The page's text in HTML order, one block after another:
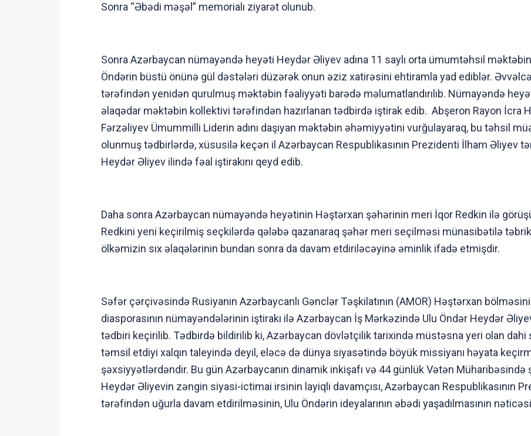
Sonra “Əbədi məşəl” memorialı ziyarət olunub.
Sonra Azərbaycan nümayəndə heyəti Heydər Əliyev adına 11 saylı orta ümumtəhsil
Öndərin büstü önünə gül dəstələri düzərək onun əziz xatirəsini ehtiramla yad ediblər.
tərəfindən yenidən qurulmuş məktəbin fəaliyyəti barədə məlumatlandırılıb. Nümayəndə
əlaqədar məktəbin kollektivi tərəfindən hazırlanan tədbirdə iştirak edib. Abşeron Rayon İcra
Fərzəliyev Ümummilli Liderin adını daşıyan məktəbin əhəmiyyətini vurğulayaraq, bu təhsil
olunmuş tədbirlərdə, xüsusilə keçən il Azərbaycan Respublikasının Prezidenti İlham Əliyev
Heydər Əliyev ilində fəal iştirakını qeyd edib.
Daha sonra Azərbaycan nümayəndə heyətinin Həştərxan şəhərinin meri İqor Redkin ilə
Redkini yeni keçirilmiş seçkilərdə qələbə qazanaraq şəhər meri seçilməsi münasibətilə
ölkəmizin sıx əlaqələrinin bundan sonra da davam etdiriləcəyinə əminlik ifadə etmişdir.
Səfər çərçivəsində Rusiyanın Azərbaycanlı Gənclər Təşkilatının (AMOR) Həştərxan
diasporasının nümayəndələrinin iştirakı ilə Azərbaycan İş Mərkəzində Ulu Öndər Heydər
tədbiri keçirilib. Tədbirdə bildirilib ki, Azərbaycan dövlətçilik tarixində müstəsna yeri olan
təmsil etdiyi xalqın taleyində deyil, eləcə də dünya siyasətində böyük missiyanı həyata
şəxsiyyətlərdəndir. Bu gün Azərbaycanın dinamik inkişafı və 44 günlük Vətən Müharibəsində
Heydər Əliyevin zəngin siyasi-ictimai irsinin layiqli davamçısı, Azərbaycan Respublikasının
tərəfindən uğurla davam etdirilməsinin, Ulu Öndərin ideyalarının əbədi yaşadılmasının